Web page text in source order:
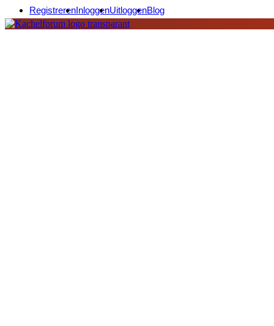
RegistrerenInloggenUitloggenBlog